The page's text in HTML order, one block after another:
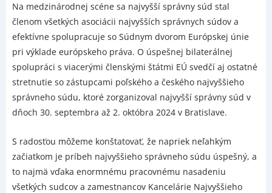
Na medzinárodnej scéne sa najvyšší správny súd stal
členom všetkých asociácii najvyšších správnych súdov a
efektívne spolupracuje so Súdnym dvorom Európskej únie
pri výklade európskeho práva. O úspešnej bilaterálnej
spolupráci s viacerými členskými štátmi EÚ svedčí aj ostatné
stretnutie so zástupcami poľského a českého najvyššieho
správneho súdu, ktoré zorganizoval najvyšší správny súd v
dňoch 30. septembra až 2. októbra 2024 v Bratislave.
S radosťou môžeme konštatovať, že napriek neľahkým
začiatkom je príbeh najvyššieho správneho súdu úspešný, a
to najmä vďaka enormnému pracovnému nasadeniu
všetkých sudcov a zamestnancov Kancelárie Najvyššieho